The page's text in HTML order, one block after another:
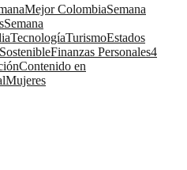
Mejor ColombiaSemana
Semana
TecnologíaTurismoEstados
Finanzas Personales4
Contenido en
Mujeres